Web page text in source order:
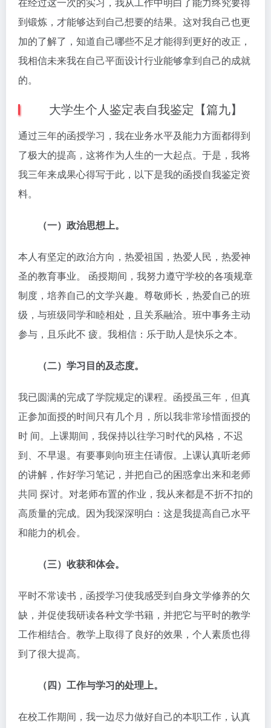
到锻炼，才能够达到自己想要的结果。这对我自己也更
加的了解了，知道自己哪些不足才能得到更好的改正，
我相信未来我在自己平面设计行业能够拿到自己的成就
的。
大学生个人鉴定表自我鉴定【篇九】
通过三年的函授学习，我在业务水平及能力方面都得到
了极大的提高，这将作为人生的一大起点。于是，我将
我三年来成果心得写于此，以下是我的函授自我鉴定资
料。
（一）政治思想上。
本人有坚定的政治方向，热爱祖国，热爱人民，热爱神
圣的教育事业。 函授期间，我努力遵守学校的各项规章
制度，培养自己的文学兴趣。尊敬师长，热爱自己的班
级，与班级同学和睦相处，且关系融洽。班中事务主动
参与，且乐此不 疲。我相信：乐于助人是快乐之本。
（二）学习目的及态度。
我已圆满的完成了学院规定的课程。函授虽三年，但真
正参加面授的时间只有几个月，所以我非常珍惜面授的
时 间。上课期间，我保持以往学习时代的风格，不迟
到、不早退。有要事则向班主任请假。上课认真听老师
的讲解，作好学习笔记，并把自己的困惑拿出来和老师
共同 探讨。对老师布置的作业，我从来都是不折不扣的
高质量的完成。因为我深深明白：这是我提高自己水平
和能力的机会。
（三）收获和体会。
平时不常读书，函授学习使我感受到自身文学修养的欠
缺，并促使我研读各种文学书籍，并把它与平时的教学
工作相结合。教学上取得了良好的效果，个人素质也得
到了很大提高。
（四）工作与学习的处理上。
在校工作期间，我一边尽力做好自己的本职工作，认真